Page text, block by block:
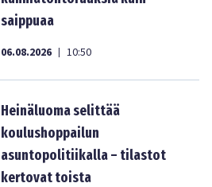
saippuaa
06.08.2026 | 10:50
Heinäluoma selittää
koulushoppailun
asuntopolitiikalla – tilastot
kertovat toista